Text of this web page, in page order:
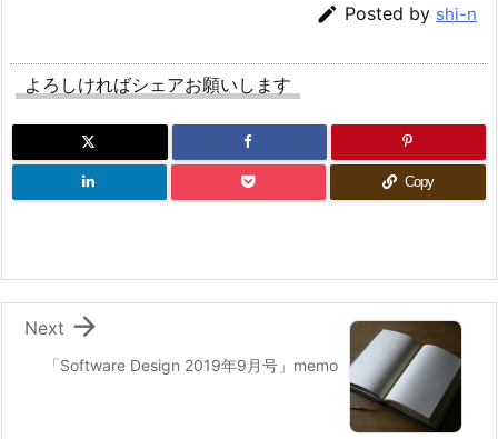
 Posted by shi-n
よろしければシェアお願いします
Copy
「Software Design 2019年9月号」memo

Next